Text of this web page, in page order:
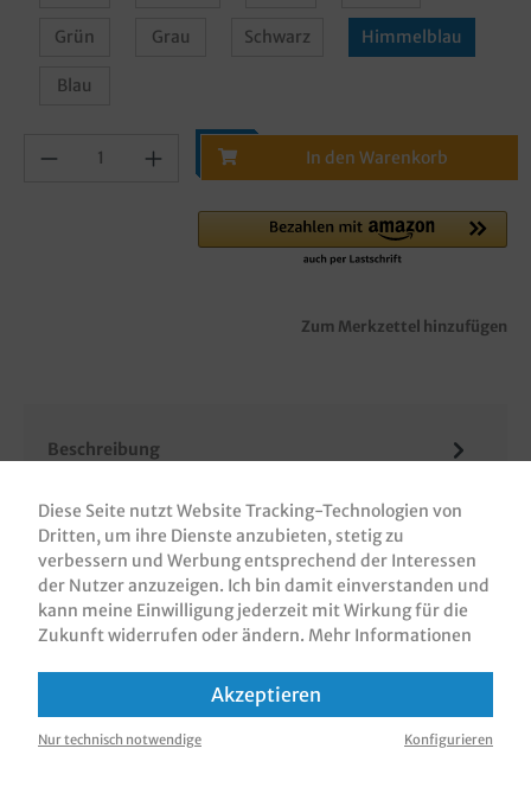
Grün Grau Schwarz Himmelblau
Blau
In den Warenkorb
Zum Merkzettel hinzufügen
Beschreibung
Geschenktüten / Einkaufstüten, 32+12x40cm,
80g/m², mit Flachhenkel, verschiede…Mehr
Bewertungen
Informationen zur Produktsicherheit
Diese Seite nutzt Website Tracking-Technologien von
Dritten, um ihre Dienste anzubieten, stetig zu
verbessern und Werbung entsprechend der Interessen
der Nutzer anzuzeigen. Ich bin damit einverstanden und
kann meine Einwilligung jederzeit mit Wirkung für die
Zukunft widerrufen oder ändern. Mehr Informationen
Akzeptieren
Nur technisch notwendige Konfigurieren